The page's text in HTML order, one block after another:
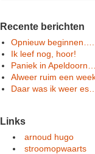
Recente berichten
Opnieuw
Ik leef nog, hoor!
Paniek in
Alweer ruim een
Daar was ik weer
Links
arnoud hugo
stroomopwaarts